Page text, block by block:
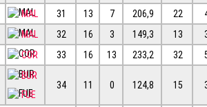
MAL 31 13 7 206,9 22
MAL 32 16 3 149,3 13
COR 33 16 13 233,2 32
BUR
FUE
34 11 0 124,8 15